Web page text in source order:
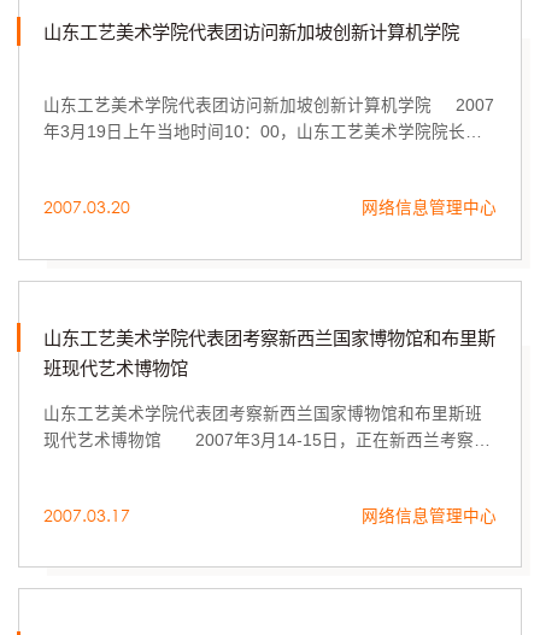
山东工艺美术学院代表团访问新加坡创新计算机学院
山东工艺美术学院代表团访问新加坡创新计算机学院 2007
年3月19日上午当地时间10：00，山东工艺美术学院院长潘
2007.03.20 网络信息管理中心
山东工艺美术学院代表团考察新西兰国家博物馆和布里斯
班现代艺术博物馆
山东工艺美术学院代表团考察新西兰国家博物馆和布里斯班
现代艺术博物馆 2007年3月14-15日，正在新西兰考察访
2007.03.17 网络信息管理中心